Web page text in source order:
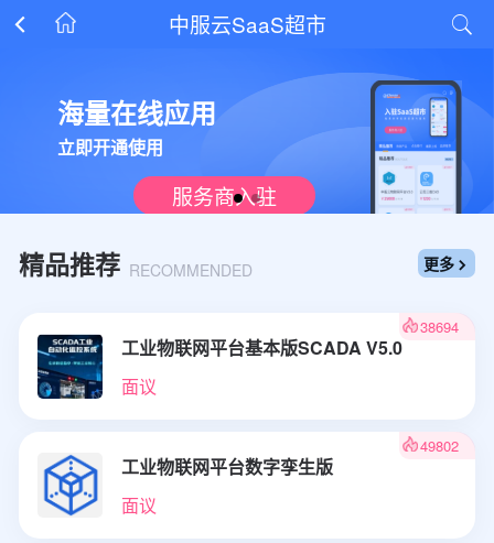
 中服云SaaS超市 
海量在线应用
立即开通使用
服务商入驻
精品推荐 RECOMMENDED 更多 
工业物联网平台基本版SCADA V5.0
面议
38694
工业物联网平台数字孪生版
面议
49802